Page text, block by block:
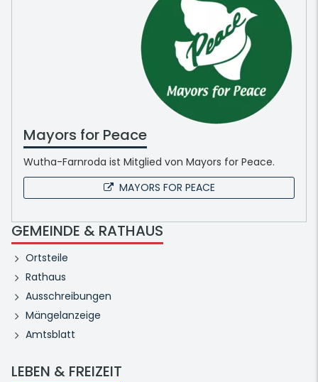
Mayors for Peace
Wutha-Farnroda ist Mitglied von Mayors for Peace.
MAYORS FOR PEACE
GEMEINDE & RATHAUS
Ortsteile
Rathaus
Ausschreibungen
Mängelanzeige
Amtsblatt
LEBEN & FREIZEIT